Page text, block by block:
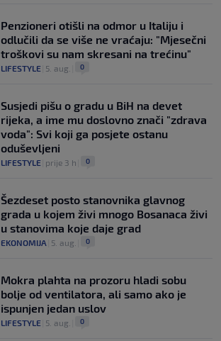
Penzioneri otišli na odmor u Italiju i
odlučili da se više ne vraćaju: "Mjesečni
troškovi su nam skresani na trećinu"
LIFESTYLE 5. aug. 0
Susjedi pišu o gradu u BiH na devet
rijeka, a ime mu doslovno znači "zdrava
voda": Svi koji ga posjete ostanu
oduševljeni
LIFESTYLE prije 3 h 0
Šezdeset posto stanovnika glavnog
grada u kojem živi mnogo Bosanaca živi
u stanovima koje daje grad
EKONOMIJA 5. aug. 0
Mokra plahta na prozoru hladi sobu
bolje od ventilatora, ali samo ako je
ispunjen jedan uslov
LIFESTYLE 5. aug. 0